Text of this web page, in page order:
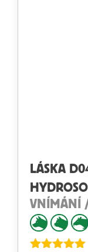
LÁSKA
VNÍMÁNÍ